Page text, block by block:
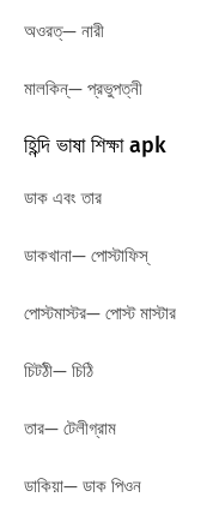
অওরত্— নারী
মালকিন্— প্রভুপত্নী
হিন্দি ভাষা শিক্ষা apk
ডাক এবং তার
ডাকখানা— পোস্টাফিস্
পোস্টমাস্টর— পোস্ট মাস্টার
চিটঠী— চিঠি
তার— টেলীগ্রাম
ডাকিয়া— ডাক পিওন